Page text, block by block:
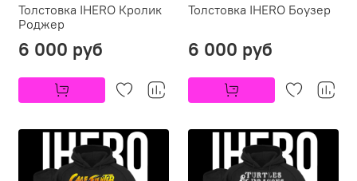
Толстовка IHERO Кролик
Роджер
6 000 руб
Толстовка IHERO Боузер
6 000 руб